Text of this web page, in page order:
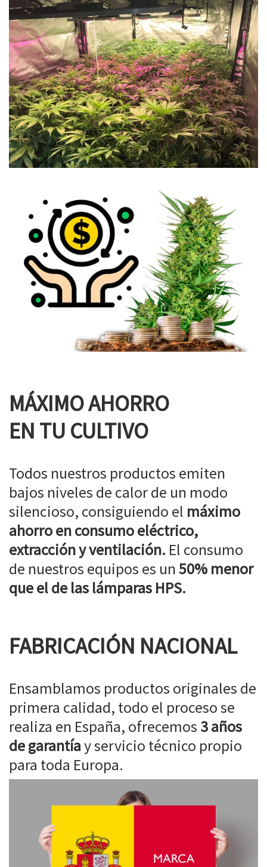
MÁXIMO AHORRO
EN TU CULTIVO
Todos nuestros productos emiten
bajos niveles de calor de un modo
silencioso, consiguiendo el máximo
ahorro en consumo eléctrico,
extracción y ventilación. El consumo
de nuestros equipos es un50% menor
que el de las lámparas HPS.
FABRICACIÓN NACIONAL
Ensamblamos productos originales de
primera calidad, todo el proceso se
realiza en España, ofrecemos 3 años
de garantíay servicio técnico propio
para toda Europa.